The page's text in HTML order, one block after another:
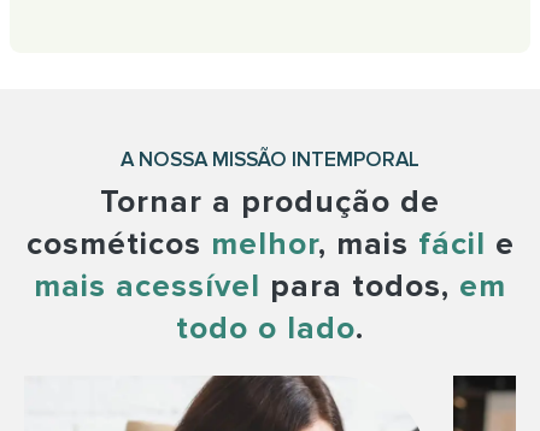
A NOSSA MISSÃO INTEMPORAL
Tornar a produção de
cosméticos melhor, mais fácil e
mais acessível para todos, em
todo o lado.